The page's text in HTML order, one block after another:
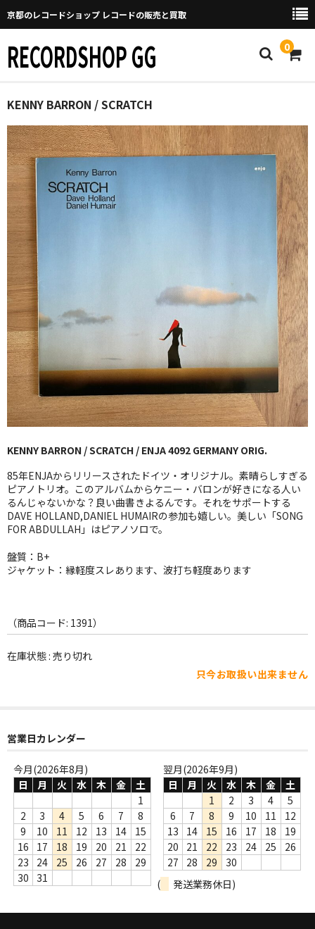
京都のレコードショップ レコードの販売と買取
RECORDSHOP GG 0
Home
マイページ
GGについて
買取について
取り置きなどについて
Categories
New Arrivals
新譜
GG RECORD （当店のレーベル）
全商品
JAZZ-US
BLUE NOTE
JAZZ-EU
JAZZ-JP
JAZZ-VOCAL
ROCK
WORLD
その他
Webのみ no.2
Webのみ no.3
Webのみ no.4
売り切れ
KENNY BARRON / SCRATCH
KENNY BARRON / SCRATCH / ENJA 4092 GERMANY ORIG.
85年ENJAからリリースされたドイツ・オリジナル。素晴らしすぎる
ピアノトリオ。このアルバムからケニー・バロンが好きになる人い
るんじゃないかな？良い曲書きよるんです。それをサポートする
DAVE HOLLAND,DANIEL HUMAIRの参加も嬉しい。美しい「SONG
FOR ABDULLAH」はピアノソロで。
盤質：B+
ジャケット：縁軽度スレあります、波打ち軽度あります
（商品コード: 1391）
在庫状態 : 売り切れ
只今お取扱い出来ません
営業日カレンダー
今月(2026年8月)
日
月 火 水 木 金
土
1
2
3 4 5 6 7
8
9
10 11 12 13 14
15
16
17 18 19 20 21
22
23
24 25 26 27 28
29
30
31
翌月(2026年9月)
日
月 火 水 木 金
土
1
2 3 4
5
6
7 8 9 10 11
12
13
14 15 16 17 18
19
20
21 22 23 24 25
26
27
28 29
30
(
発送業務休日)